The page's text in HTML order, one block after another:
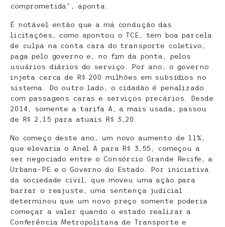
comprometida”, aponta.
É notável então que a má condução das
licitações, como apontou o TCE, tem boa parcela
de culpa na conta cara do transporte coletivo,
paga pelo governo e, no fim da ponta, pelos
usuários diários do serviço. Por ano, o governo
injeta cerca de R$ 200 milhões em subsídios no
sistema. Do outro lado, o cidadão é penalizado
com passagens caras e serviços precários. Desde
2014, somente a tarifa A, a mais usada, passou
de R$ 2,15 para atuais R$ 3,20.
No começo deste ano, um novo aumento de 11%,
que elevaria o Anel A para R$ 3,55, começou a
ser negociado entre o Consórcio Grande Recife, a
Urbana-PE e o Governo do Estado. Por iniciativa
da sociedade civil, que moveu uma ação para
barrar o reajuste, uma sentença judicial
determinou que um novo preço somente poderia
começar a valer quando o estado realizar a
Conferência Metropolitana de Transporte e